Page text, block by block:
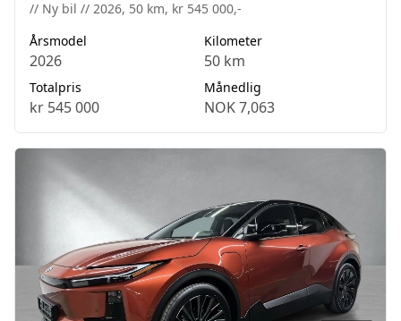
// Ny bil // 2026, 50 km, kr 545 000,-
Årsmodel
2026
Kilometer
50 km
Totalpris
kr 545 000
Månedlig
NOK 7,063